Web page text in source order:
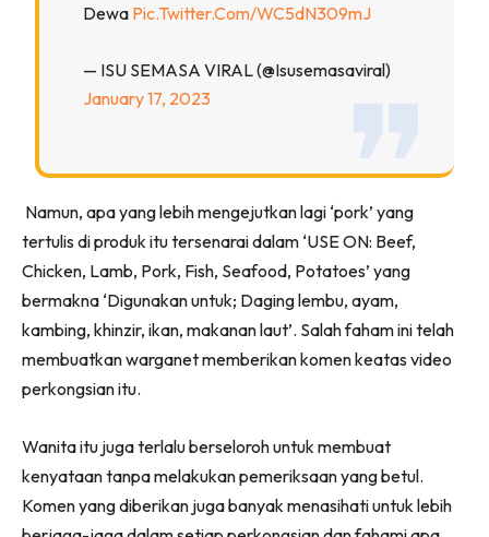
Dewa Pic.twitter.com/wC5dN309mJ
— ISU SEMASA VIRAL (@isusemasaviral)
January 17, 2023
Namun, apa yang lebih mengejutkan lagi ‘pork’ yang
tertulis di produk itu tersenarai dalam ‘USE ON: Beef,
Chicken, Lamb, Pork, Fish, Seafood, Potatoes’ yang
bermakna ‘Digunakan untuk; Daging lembu, ayam,
kambing, khinzir, ikan, makanan laut’. Salah faham ini telah
membuatkan warganet memberikan komen keatas video
perkongsian itu.
Wanita itu juga terlalu berseloroh untuk membuat
kenyataan tanpa melakukan pemeriksaan yang betul.
Komen yang diberikan juga banyak menasihati untuk lebih